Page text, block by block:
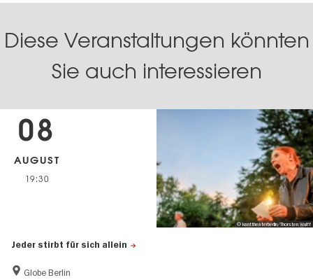
Diese Veranstaltungen könnten
Sie auch interessieren
Jeder stirbt für sich allein
Globe Berlin
08
AUGUST
19:30
© kanttheaterberlin/Thorsten Wulff